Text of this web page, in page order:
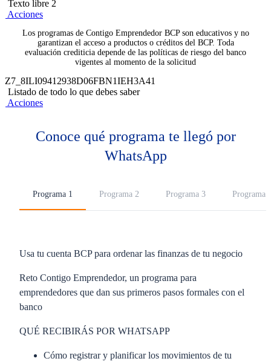
Texto libre 2
Acciones
Los programas de Contigo Emprendedor BCP son educativos y no
garantizan el acceso a productos o créditos del BCP. Toda
evaluación crediticia depende de las políticas de riesgo del banco
vigentes al momento de la solicitud
Z7_8ILI09412938D06FBN1IEH3A41
Listado de todo lo que debes saber
Acciones
Conoce qué programa te llegó por
WhatsApp
Programa 1 Programa 2 Programa 3 Programa
Usa tu cuenta BCP para ordenar las finanzas de tu negocio
Reto Contigo Emprendedor, un programa para
emprendedores que dan sus primeros pasos formales con el
banco
QUÉ RECIBIRÁS POR WHATSAPP
Cómo registrar y planificar los movimientos de tu